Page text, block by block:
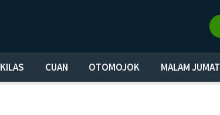
KILAS CUAN OTOMOJOK MALAM JUMAT